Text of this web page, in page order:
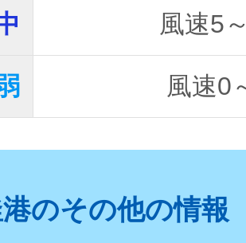
風速5
風速0
のその他の情報